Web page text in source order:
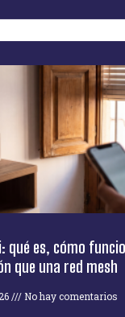
qué es, cómo
que una red mesh
No hay comentarios